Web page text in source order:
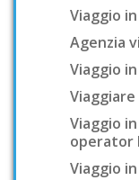
Viaggio
Agenzia
Viaggio
Viaggio
operator
Viaggio